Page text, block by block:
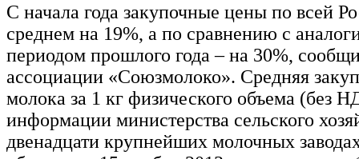
С начала года закупочные цены по всей
среднем на 19%, а по сравнению с
периодом прошлого года – на 30%,
ассоциации «Союзмолоко». Средняя
молока за 1 кг физического объема (без
информации министерства сельского
двенадцати крупнейших молочных